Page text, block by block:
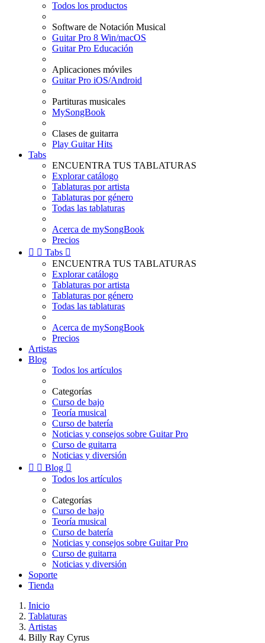
Todos los productos
Software de Notación Musical
Guitar Pro 8 Win/macOS
Guitar Pro Educación
Aplicaciones móviles
Guitar Pro iOS/Android
Partituras musicales
MySongBook
Clases de guitarra
Play Guitar Hits
Tabs
ENCUENTRA TUS TABLATURAS
Explorar catálogo
Tablaturas por artista
Tablaturas por género
Todas las tablaturas
Acerca de mySongBook
Precios
  Tabs 
ENCUENTRA TUS TABLATURAS
Explorar catálogo
Tablaturas por artista
Tablaturas por género
Todas las tablaturas
Acerca de mySongBook
Precios
Artistas
Blog
Todos los artículos
Categorías
Curso de bajo
Teoría musical
Curso de batería
Noticias y consejos sobre Guitar Pro
Curso de guitarra
Noticias y diversión
  Blog 
Todos los artículos
Categorías
Curso de bajo
Teoría musical
Curso de batería
Noticias y consejos sobre Guitar Pro
Curso de guitarra
Noticias y diversión
Soporte
Tienda
Inicio
Tablaturas
Artistas
Billy Ray Cyrus